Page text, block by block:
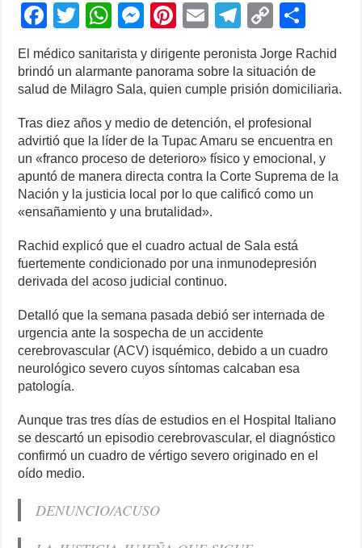
F
a
c
e
b
o
o
k
T
wi
tt
er
W
h
at
s
A
p
p
M
e
ss
e
n
g
er
Pi
er
e
st
E
ail
T
e
gr
a
m
C
p
y
Li
n
k
h
ar
e
El médico sanitarista y dirigente peronista Jorge Rachid
brindó un alarmante panorama sobre la situación de
salud de Milagro Sala, quien cumple prisión domiciliaria.
Tras diez años y medio de detención, el profesional
advirtió que la líder de la Tupac Amaru se encuentra en
un «franco proceso de deterioro» físico y emocional, y
apuntó de manera directa contra la Corte Suprema de la
Nación y la justicia local por lo que calificó como un
«ensañamiento y una brutalidad».
Rachid explicó que el cuadro actual de Sala está
fuertemente condicionado por una inmunodepresión
derivada del acoso judicial continuo.
Detalló que la semana pasada debió ser internada de
urgencia ante la sospecha de un accidente
cerebrovascular (ACV) isquémico, debido a un cuadro
neurológico severo cuyos síntomas calcaban esa
patología.
Aunque tras tres días de estudios en el Hospital Italiano
se descartó un episodio cerebrovascular, el diagnóstico
confirmó un cuadro de vértigo severo originado en el
oído medio.
DENUNCIO/ACUSO